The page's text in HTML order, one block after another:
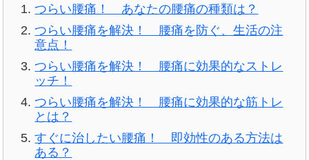
つらい腰痛！ あなたの腰痛の種類は？
つらい腰痛を解決！ 腰痛を防ぐ、生活の注
意点！
つらい腰痛を解決！ 腰痛に効果的なストレ
ッチ！
つらい腰痛を解決！ 腰痛に効果的な筋トレ
とは？
すぐに治したい腰痛！ 即効性のある方法は
ある？